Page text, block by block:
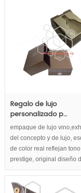
Regalo de lujo
personalizado p…
empaque de lujo
del concepto y de lujo,
de color real reflejan tono
prestige, original diseño
empaquetado del vino
aplicar múltiples
sistema de cierre